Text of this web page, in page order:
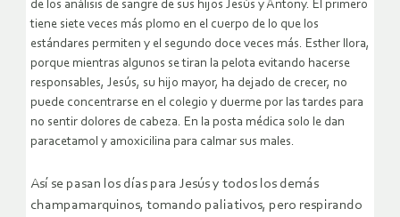
de los análisis de sangre de sus hijos Jesús y Antony. El primero
tiene siete veces más plomo en el cuerpo de lo que los
estándares permiten y el segundo doce veces más. Esther llora,
porque mientras algunos se tiran la pelota evitando hacerse
responsables, Jesús, su hijo mayor, ha dejado de crecer, no
puede concentrarse en el colegio y duerme por las tardes para
no sentir dolores de cabeza. En la posta médica solo le dan
paracetamol y amoxicilina para calmar sus males.
Así se pasan los días para Jesús y todos los demás
champamarquinos, tomando paliativos, pero respirando